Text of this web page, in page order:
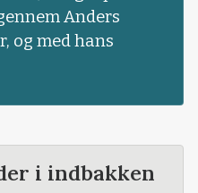
Anders
og med hans
i indbakken